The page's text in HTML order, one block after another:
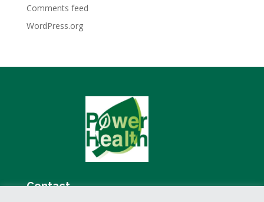
Comments feed
WordPress.org
Contact